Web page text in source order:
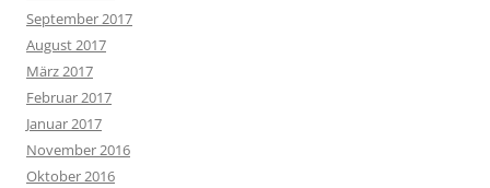
September 2017
August 2017
März 2017
Februar 2017
Januar 2017
November 2016
Oktober 2016